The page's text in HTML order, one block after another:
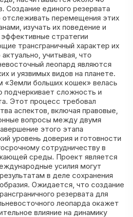
Создание единого резервата
отслеживать перемещения этих
изучать их поведение и
стратегии
трансграничный характер их
учитывая, что
леопард являются
и уязвимых видов на планете.
«Земли больших кошек» велась
подчеркивает сложность и
Этот процесс требовал
аспектов, включая правовые,
вопросы между двумя
этого этапа
уровень доверия и готовности
сотрудничеству в
среды. Проект является
усилия могут
в деле сохранения
Ожидается, что создание
резервата для
леопарда окажет
влияние на динамику